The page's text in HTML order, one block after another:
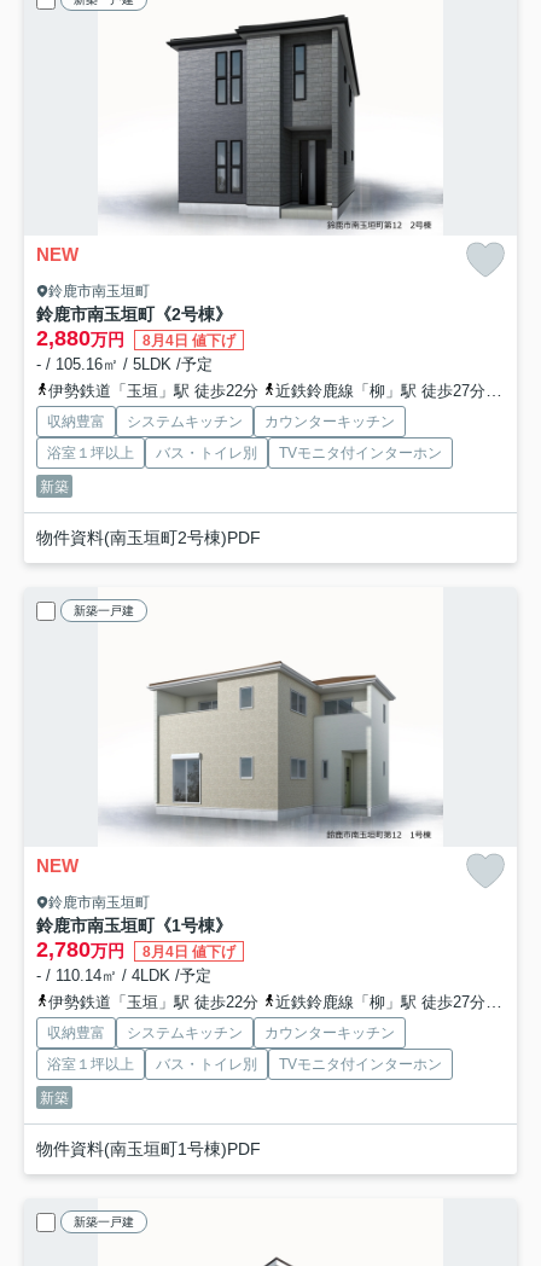
NEW
鈴鹿市南玉垣町
鈴鹿市南玉垣町《2号棟》
2,880万円 8月4日 値下げ
- / 105.16㎡ / 5LDK /予定
伊勢鉄道「玉垣」駅 徒歩22分
近鉄鈴鹿線「柳」駅 徒歩27分
収納豊富 システムキッチン
カウンターキッチン
浴室１坪以上
バス・トイレ別
TVモニタ付インターホン
新築
物件資料(南玉垣町2号棟)PDF
新築一戸建
NEW
鈴鹿市南玉垣町
鈴鹿市南玉垣町《1号棟》
2,780万円 8月4日 値下げ
- / 110.14㎡ / 4LDK /予定
伊勢鉄道「玉垣」駅 徒歩22分
近鉄鈴鹿線「柳」駅 徒歩27分
収納豊富 システムキッチン
カウンターキッチン
浴室１坪以上
バス・トイレ別
TVモニタ付インターホン
新築
物件資料(南玉垣町1号棟)PDF
新築一戸建